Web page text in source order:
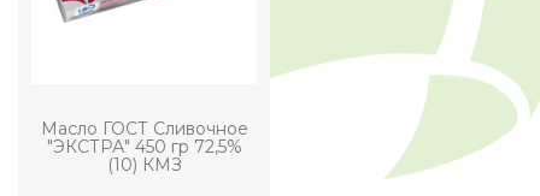
Масло ГОСТ Сливочное
"ЭКСТРА" 450 гр 72,5%
(10) КМЗ